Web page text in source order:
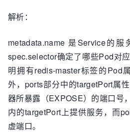
解析：
metadata.name 是Service的服
spec.selector确定了哪些Pod对
明拥有redis-master标签的Pod
外，ports部分中的targetPort属
器所暴露（EXPOSE）的端口号
内的targetPort上提供服务，而
虚端口。